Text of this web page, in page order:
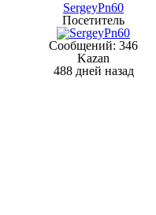
SergeyPn60
Посетитель
Сообщений: 346
Kazan
488 дней назад